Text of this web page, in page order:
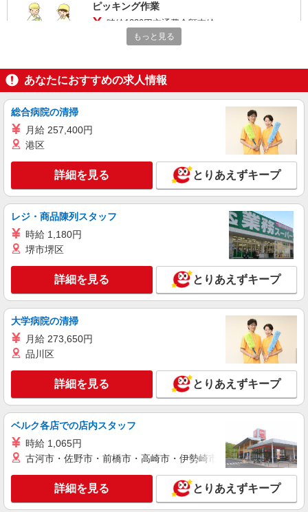
ピッキング作業
時給1230円交通費全額支給
大阪府堺市美原区 ＊車・バイク通勤OK
キープ 詳細を見る
パーソルファクトリーパートナーズ株式会社
ケーブルの出荷・梱包／要資格（日勤）
時給1400円 ※交通費全額支給（規定あり）
【月収例】22.4万円（20日勤務 ※残業なしの場
合）大阪府堺市美原区木材通
キープ 詳細を見る
派遣社員
株式会社日本ワークプレイス関西/215
組立、ピッキング
9,788円×20日＝19万5,760円 別途 交通費全額支
詳細を見る
時給1,200円 月収例： フルタイムの場合＞
1200円×6時間30分＝7,800円×8日＝6万2,400円
1200円×４時間45分＝5,700円×12日＝6万8,400円
合計13万800円 別途 交通費規定額支給
大阪府堺市美原区小平尾
キープ 詳細を見る
もっと見る
あなたにおすすめの求人情報
総合病院の清掃
月給 257,400円
港区
詳細を見る とりあえずキープ
レジ・商品陳列スタッフ
時給 1,180円
堺市堺区
詳細を見る とりあえずキープ
大学病院の清掃
月給 273,650円
品川区
詳細を見る とりあえずキープ
ベルク各店での店内スタッフ
時給 1,065円
古河市・佐野市・前橋市・高崎市・伊勢崎市・太田市・館林市
詳細を見る とりあえずキープ